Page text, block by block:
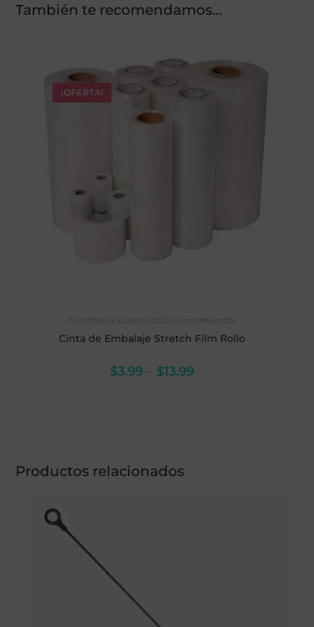
También te recomendamos…
¡OFERTA!
Ferretería y Construcción
Herramientas
Cinta de Embalaje Stretch Film Rollo
$3.99 – $13.99
Productos relacionados